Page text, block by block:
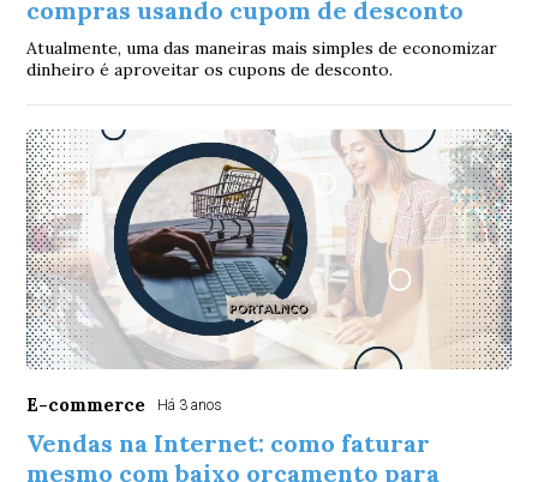
compras usando cupom de desconto
Atualmente, uma das maneiras mais simples de economizar
dinheiro é aproveitar os cupons de desconto.
E-commerce Há 3 anos
Vendas na Internet: como faturar
mesmo com baixo orçamento para